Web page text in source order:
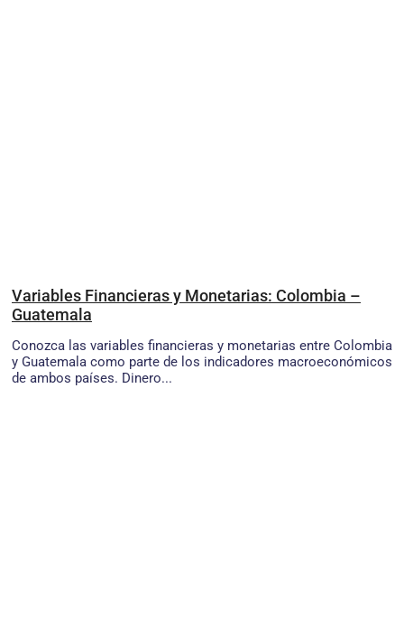
Variables Financieras y Monetarias: Colombia –
Guatemala
Conozca las variables financieras y monetarias entre Colombia
y Guatemala como parte de los indicadores macroeconómicos
de ambos países. Dinero...